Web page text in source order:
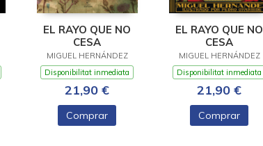
EL RAYO QUE NO
CESA
MIGUEL HERNÁNDEZ
Disponibilitat inmediata
21,90 €
Comprar
EL RAYO QUE NO
CESA
MIGUEL HERNÁNDEZ
Disponibilitat inmediata
21,90 €
Comprar